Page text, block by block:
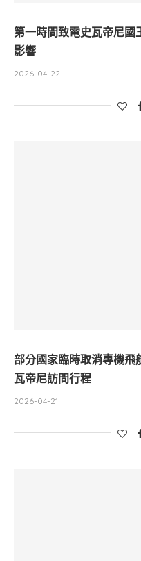
第一時間致電史瓦帝尼
影響
2026-04-22
部分國家臨時取消專機
瓦帝尼訪問行程
2026-04-21